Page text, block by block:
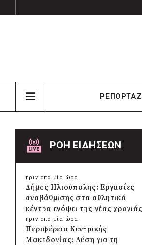
ΡΕΠΟΡΤΑΖ
ΡΟΗ ΕΙΔΗΣΕΩΝ
πριν από μία ώρα
Δήμος Ηλιούπολης: Εργασίες
αναβάθμισης στα αθλητικά
κέντρα ενόψει της νέας χρονιάς
πριν από μία ώρα
Περιφέρεια Κεντρικής
Μακεδονίας: Λύση για τη